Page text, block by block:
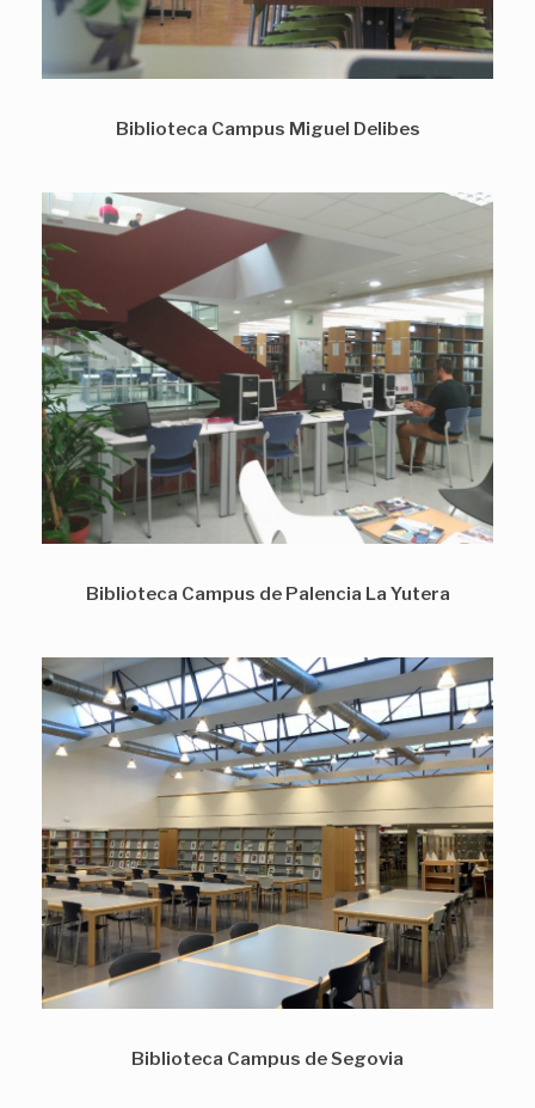
Biblioteca Campus Miguel Delibes
Biblioteca Campus de Palencia La Yutera
Biblioteca Campus de Segovia